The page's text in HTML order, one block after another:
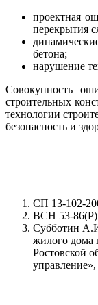
проектная
перекрытия
бетона;
нарушение
Совокупность
строительных
технологии
безопасность и
СП 13-102-
ВСН 53-
Субботин
жилого дома
Ростовской
управление»,